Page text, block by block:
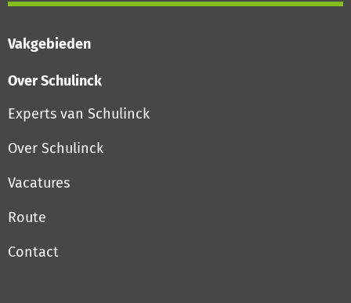
Vakgebieden
Over Schulinck
Experts van Schulinck
Over Schulinck
Vacatures
Route
Contact